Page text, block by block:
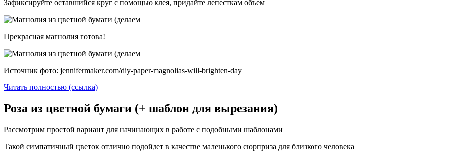
Зафиксируйте оставшийся круг с помощью клея, придайте лепесткам объем
Прекрасная магнолия готова!
Источник фото: jennifermaker.com/diy-paper-magnolias-will-brighten-day
Читать полностью (ссылка)
Роза из цветной бумаги (+ шаблон для вырезания)
Рассмотрим простой вариант для начинающих в работе с подобными шаблонами
Такой симпатичный цветок отлично подойдет в качестве маленького сюрприза для близкого человека